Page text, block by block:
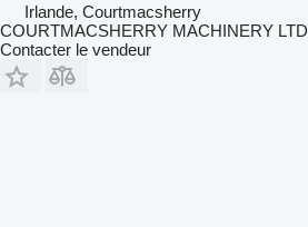
Irlande, Courtmacsherry
COURTMACSHERRY MACHINERY LTD
Contacter le vendeur